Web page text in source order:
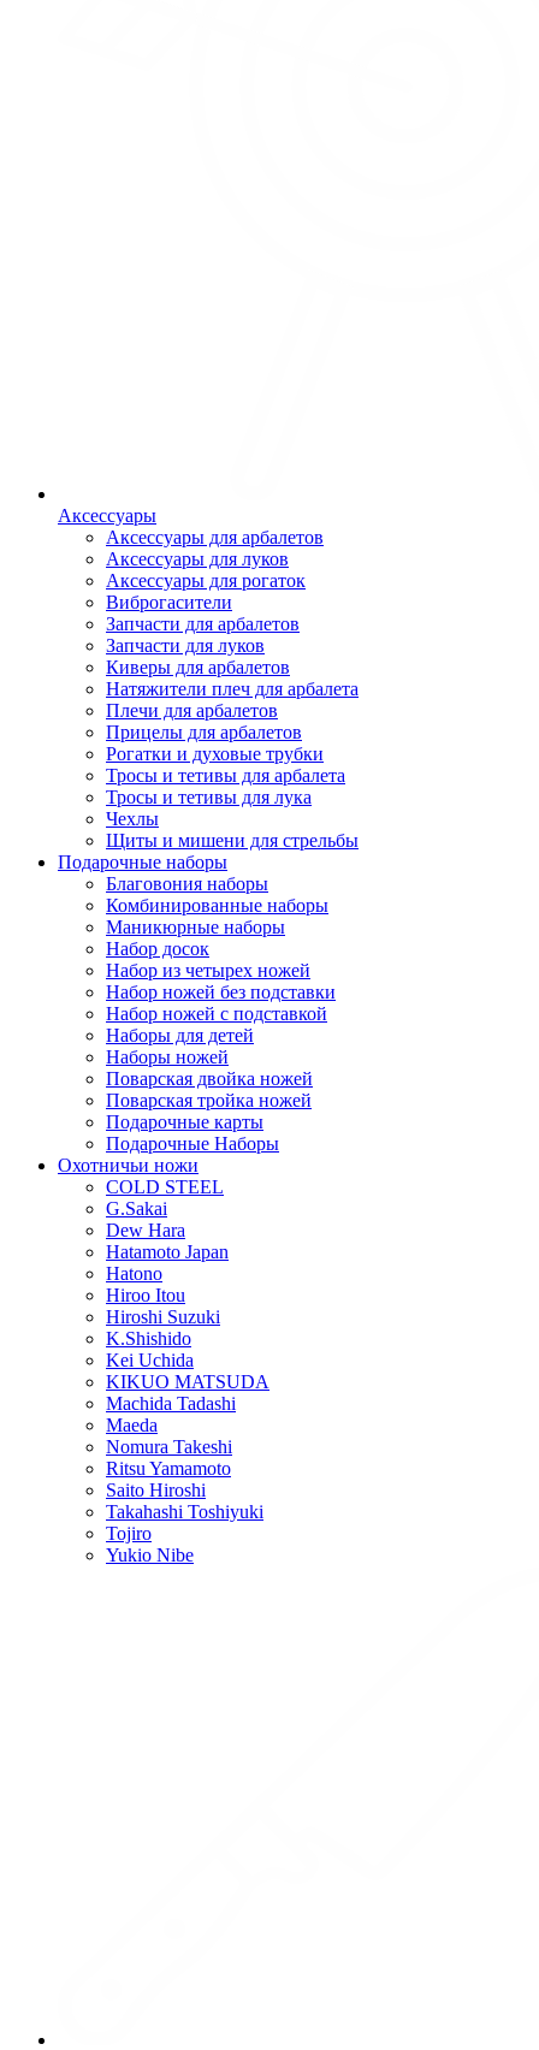
Аксессуары
Аксессуары для арбалетов
Аксессуары для луков
Аксессуары для рогаток
Виброгасители
Запчасти для арбалетов
Запчасти для луков
Киверы для арбалетов
Натяжители плеч для арбалета
Плечи для арбалетов
Прицелы для арбалетов
Рогатки и духовые трубки
Тросы и тетивы для арбалета
Тросы и тетивы для лука
Чехлы
Щиты и мишени для стрельбы
Подарочные наборы
Благовония наборы
Комбинированные наборы
Маникюрные наборы
Набор досок
Набор из четырех ножей
Набор ножей без подставки
Набор ножей с подставкой
Наборы для детей
Наборы ножей
Поварская двойка ножей
Поварская тройка ножей
Подарочные карты
Подарочные Наборы
Охотничьи ножи
COLD STEEL
G.Sakai
Dew Hara
Hatamoto Japan
Hatono
Hiroo Itou
Hiroshi Suzuki
K.Shishido
Kei Uchida
KIKUO MATSUDA
Machida Tadashi
Maeda
Nomura Takeshi
Ritsu Yamamoto
Saito Hiroshi
Takahashi Toshiyuki
Tojiro
Yukio Nibe